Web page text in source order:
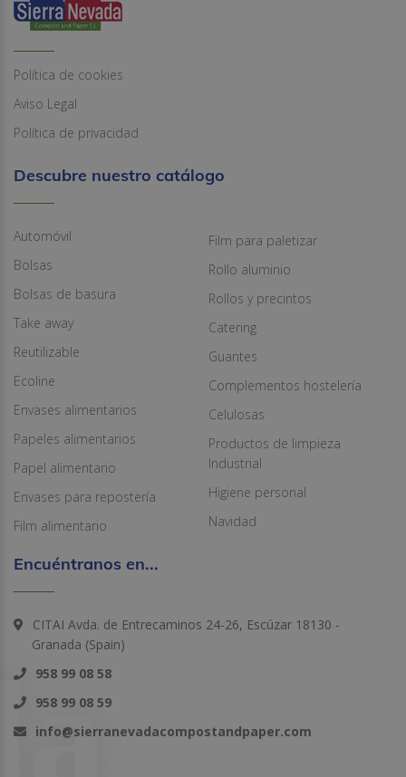
Política de cookies
Aviso Legal
Política de privacidad
Descubre nuestro catálogo
Automóvil
Bolsas
Bolsas de basura
Take away
Reutilizable
Ecoline
Envases alimentarios
Papeles alimentarios
Papel alimentario
Envases para repostería
Film alimentario
Film para paletizar
Rollo aluminio
Rollos y precintos
Catering
Guantes
Complementos hostelería
Celulosas
Productos de limpieza
Industrial
Higiene personal
Navidad
Encuéntranos en...
CITAI Avda. de Entrecaminos 24-26, Escúzar 18130 -
Granada (Spain)
958 99 08 58
958 99 08 59
info@sierranevadacompostandpaper.com